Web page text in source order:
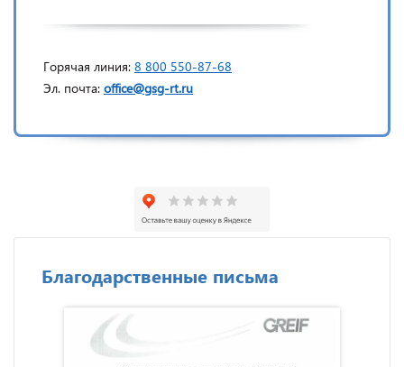
Горячая линия: 8 800 550-87-68
Эл. почта: office@gsg-rt.ru
Благодарственные письма